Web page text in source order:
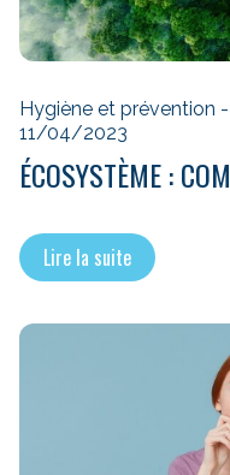
Hygiène et prévention
11/04/2023
ÉCOSYSTÈME :
Lire la suite